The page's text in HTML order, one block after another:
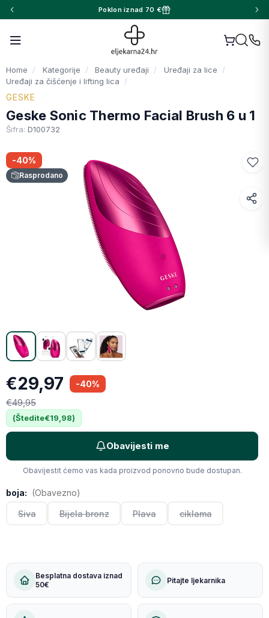
Poklon iznad 70 €
Home Kategorije Beauty uređaji
Uređaji za lice
Uređaji za čišćenje i lifting lica
GESKE
Geske Sonic Thermo Facial Brush 6 u 1
Šifra: D100732
-40%
Rasprodano
Facebook
WhatsApp
X (Twitter)
Email
Kopiraj link
€49,95
€29,97 -40%
(Štedite€19,98)
Obavijesti me
Obavijestit ćemo vas kada proizvod ponovno bude dostupan.
boja: (Obavezno)
Siva Bijela bronz Plava ciklama
Besplatna dostava iznad
50€
Pitajte ljekarnika